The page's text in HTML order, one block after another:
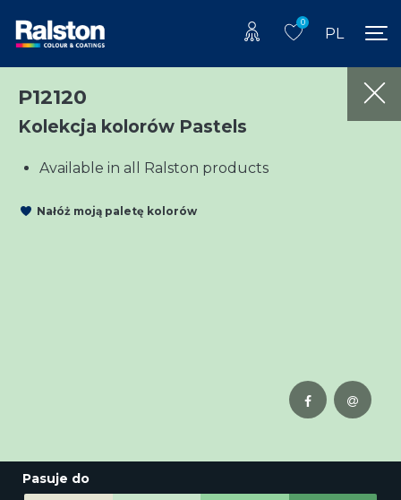
0
PL
P12120
Kolekcja kolorów Pastels
Available in all Ralston products
Nałóż moją paletę kolorów
Pasuje do